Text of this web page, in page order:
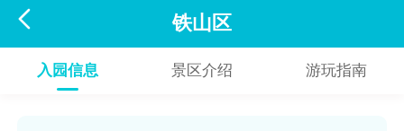
 铁山区
入园信息 景区介绍 游玩指南